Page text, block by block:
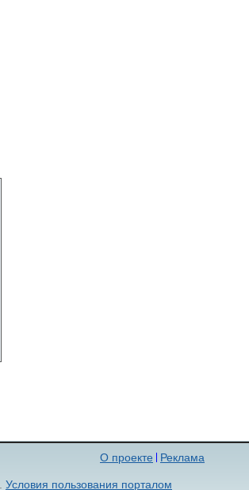
Реклама
О проекте
Условия пользования порталом